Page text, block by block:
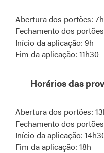
Abertura dos portões:
Fechamento dos
Início da aplicação: 9h
Fim da aplicação: 11h30
Horários das
Abertura dos portões:
Fechamento dos
Início da aplicação:
Fim da aplicação: 18h